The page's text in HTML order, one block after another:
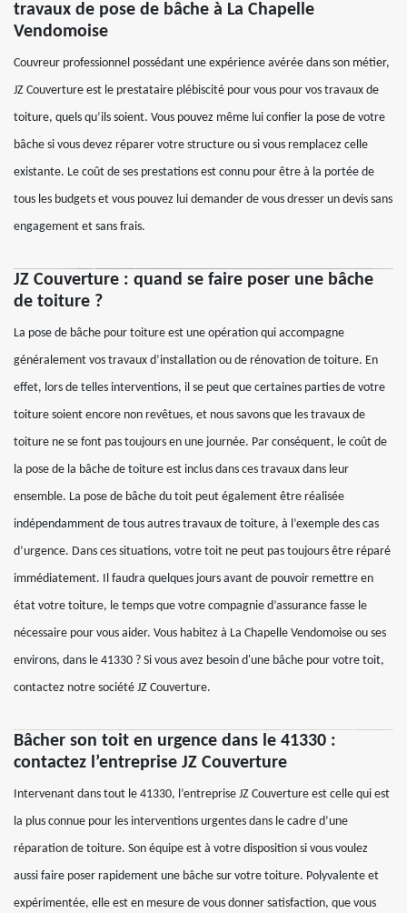
travaux de pose de bâche à La Chapelle
Vendomoise
Couvreur professionnel possédant une expérience avérée dans son métier,
JZ Couverture est le prestataire plébiscité pour vous pour vos travaux de
toiture, quels qu’ils soient. Vous pouvez même lui confier la pose de votre
bâche si vous devez réparer votre structure ou si vous remplacez celle
existante. Le coût de ses prestations est connu pour être à la portée de
tous les budgets et vous pouvez lui demander de vous dresser un devis sans
engagement et sans frais.
JZ Couverture : quand se faire poser une bâche
de toiture ?
La pose de bâche pour toiture est une opération qui accompagne
généralement vos travaux d’installation ou de rénovation de toiture. En
effet, lors de telles interventions, il se peut que certaines parties de votre
toiture soient encore non revêtues, et nous savons que les travaux de
toiture ne se font pas toujours en une journée. Par conséquent, le coût de
la pose de la bâche de toiture est inclus dans ces travaux dans leur
ensemble. La pose de bâche du toit peut également être réalisée
indépendamment de tous autres travaux de toiture, à l’exemple des cas
d’urgence. Dans ces situations, votre toit ne peut pas toujours être réparé
immédiatement. Il faudra quelques jours avant de pouvoir remettre en
état votre toiture, le temps que votre compagnie d’assurance fasse le
nécessaire pour vous aider. Vous habitez à La Chapelle Vendomoise ou ses
environs, dans le 41330 ? Si vous avez besoin d'une bâche pour votre toit,
contactez notre société JZ Couverture.
Bâcher son toit en urgence dans le 41330 :
contactez l’entreprise JZ Couverture
Intervenant dans tout le 41330, l’entreprise JZ Couverture est celle qui est
la plus connue pour les interventions urgentes dans le cadre d’une
réparation de toiture. Son équipe est à votre disposition si vous voulez
aussi faire poser rapidement une bâche sur votre toiture. Polyvalente et
expérimentée, elle est en mesure de vous donner satisfaction, que vous